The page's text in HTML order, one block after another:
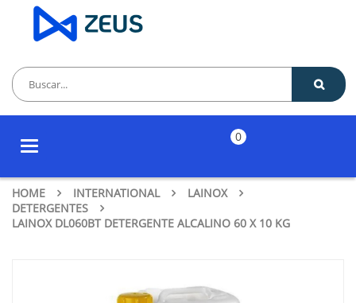
Toggle
0
HOME INTERNATIONAL
LAINOX
DETERGENTES
LAINOX DL060BT DETERGENTE ALCALINO 60 X 10 KG